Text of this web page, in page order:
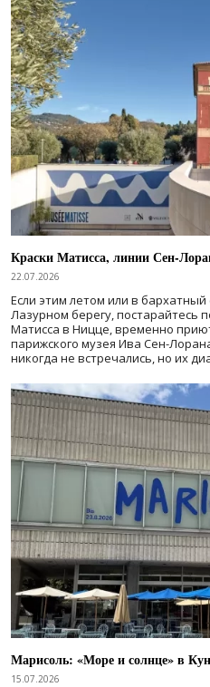
Краски Матисса, линии Сен-
22.07.2026
Если этим летом или в
Лазурном берегу, постарайтесь
Матисса в Ницце, временно
парижского музея Ива Сен-
никогда не встречались, но их
Марисоль: «Море и солнце» в
15.07.2026